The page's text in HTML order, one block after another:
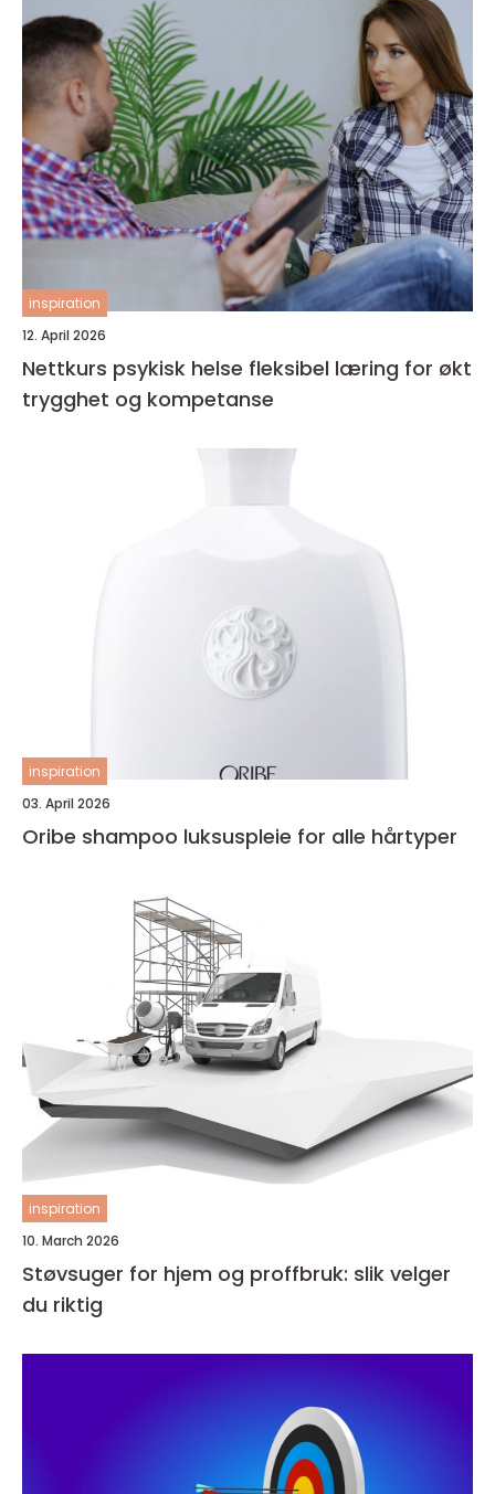
inspiration
12. April 2026
Nettkurs psykisk helse fleksibel læring for økt
trygghet og kompetanse
inspiration
03. April 2026
Oribe shampoo luksuspleie for alle hårtyper
inspiration
10. March 2026
Støvsuger for hjem og proffbruk: slik velger
du riktig